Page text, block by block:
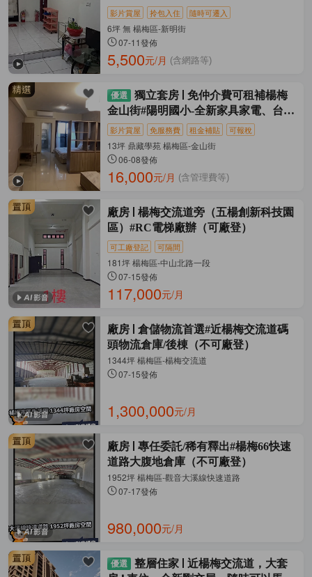
影片賞屋 拎包入住 隨時可遷入
6坪 無 楊梅區-新明街
07-11發佈
5,500元/月 (含網路等)
獨立套房
免仲介費可租補楊梅
金山街#陽明國小-全新家具家電、台電
台水
影片賞屋 免服務費 租金補貼 可報稅
13坪 鼎藏學苑 楊梅區-金山街
06-08發佈
16,000元/月 (含管理費等)
廠房
楊梅交流道旁（五楊創新科技園
區）#RC電梯廠辦（可廠登）
可工廠登記 可隔間
181坪 楊梅區-中山北路一段
07-15發佈
117,000元/月
廠房
倉儲物流首選#近楊梅交流道碼
頭物流倉庫/後棟（不可廠登）
1344坪 楊梅區-楊梅交流道
07-15發佈
1,300,000元/月
廠房
專任委託/稀有釋出#楊梅66快速
道路大腹地倉庫（不可廠登）
1952坪 楊梅區-觀音大溪線快速道路
07-17發佈
980,000元/月
整層住家
近楊梅交流道，大套